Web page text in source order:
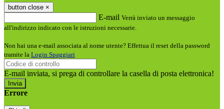
button close ×
E-mail Verrà inviato un messaggio
all'indirizzo indicato con le istruzioni necessarie.
Non hai una e-mail associata al nome utente? Effettua il reset della password
tramite la Login Spaggiari
E-mail inviata, si prega di controllare la casella di posta elettronica!
Errore